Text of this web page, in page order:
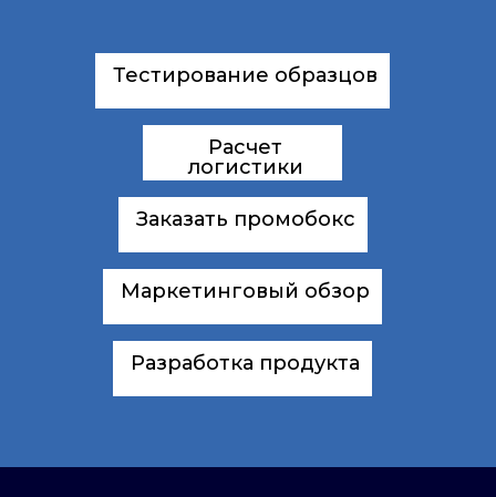
Тестирование образцов
Расчет
логистики
Заказать промобокс
Маркетинговый обзор
Разработка продукта